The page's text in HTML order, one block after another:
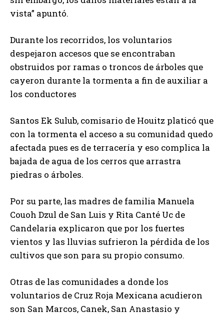
vista” apuntó.
Durante los recorridos, los voluntarios
despejaron accesos que se encontraban
obstruidos por ramas o troncos de árboles que
cayeron durante la tormenta a fin de auxiliar a
los conductores
Santos Ek Sulub, comisario de Houitz platicó que
con la tormenta el acceso a su comunidad quedo
afectada pues es de terracería y eso complica la
bajada de agua de los cerros que arrastra
piedras o árboles.
Por su parte, las madres de familia Manuela
Couoh Dzul de San Luis y Rita Canté Uc de
Candelaria explicaron que por los fuertes
vientos y las lluvias sufrieron la pérdida de los
cultivos que son para su propio consumo.
Otras de las comunidades a donde los
voluntarios de Cruz Roja Mexicana acudieron
son San Marcos, Canek, San Anastasio y